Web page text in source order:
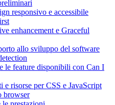
responsivo e accessibile
enhancement e Graceful
allo sviluppo del software
le feature disponibili con Can I
e risorse per CSS e JavaScript
browser